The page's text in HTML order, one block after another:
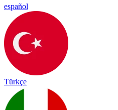
español
Türkçe